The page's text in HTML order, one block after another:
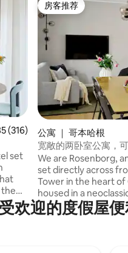
分 4.85 分（满分 5 分），共
(316)
set
the
房客推荐
房客推荐
公寓 ｜ 哥本哈根
宽敞的两卧室公寓，
We are Rosenborg,
set directly across
Tower in the heart of
housed in a
1830. Our 15
a homey
欢迎的度假屋